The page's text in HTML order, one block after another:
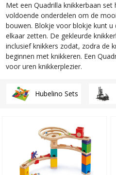
Met een Quadrilla knikkerbaan
voldoende onderdelen om de
bouwen. Blokje voor blokje kunt u
elkaar zetten. De gekleurde
inclusief knikkers zodat, zodra de
beginnen met knikkeren. Een
voor uren knikkerplezier.
Hubelino Sets